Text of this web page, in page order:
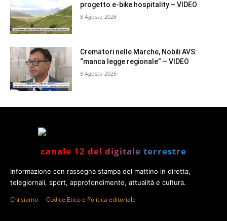
progetto e-bike hospitality – VIDEO
8 Agosto 2026
Crematori nelle Marche, Nobili AVS:
“manca legge regionale” – VIDEO
8 Agosto 2026
canale 12 del digitale terrestre
Informazione con rassegna stampa del mattino in diretta,
telegiornali, sport, approfondimento, attualità e cultura.
Chi siamo Codice Etico e Politica editoriale